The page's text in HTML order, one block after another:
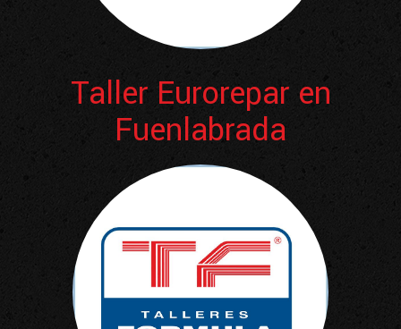
Taller Eurorepar en
Fuenlabrada